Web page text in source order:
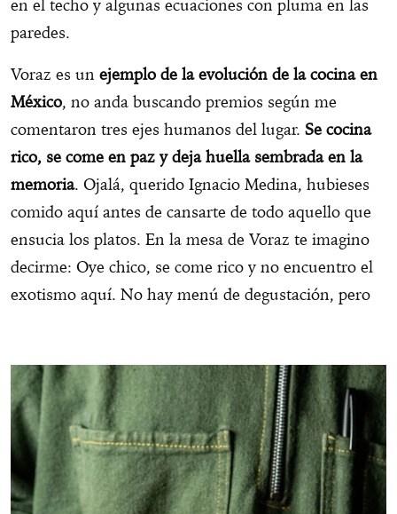
en el techo y algunas ecuaciones con pluma en las
paredes.
Voraz es un ejemplo de la evolución de la cocina en
México, no anda buscando premios según me
comentaron tres ejes humanos del lugar. Se cocina
rico, se come en paz y deja huella sembrada en la
memoria. Ojalá, querido Ignacio Medina, hubieses
comido aquí antes de cansarte de todo aquello que
ensucia los platos. En la mesa de Voraz te imagino
decirme: Oye chico, se come rico y no encuentro el
exotismo aquí. No hay menú de degustación, pero